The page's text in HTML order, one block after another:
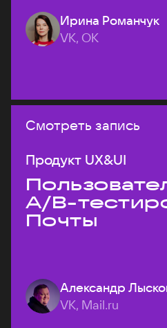
Ирина Романчук
VK, ОК
Смотреть запись
Продукт UX&UI
A/B-
Почты
Александр
VK, Mail.ru